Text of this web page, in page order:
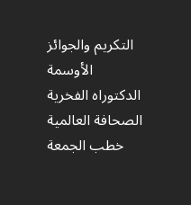
التكريم والجوائز
الأوسمة
الدكتوراه الفخرية
الصحافة العالمية
خطب الجمعة